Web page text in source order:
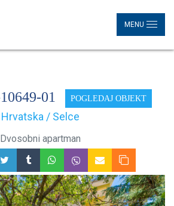
MENU
01 POGLEDAJ OBJEKT
Hrvatska / Selce
Dvosobni apartman